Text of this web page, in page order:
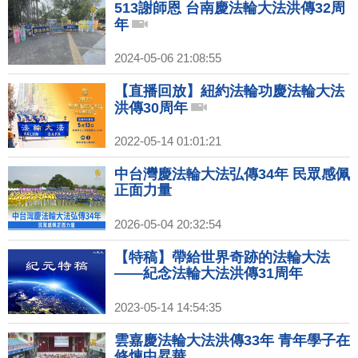
513謝師恩 台南慶法輪大法洪傳32周
年
2024-05-06 21:08:55
【直播回放】紐約法輪功慶法輪大法
洪傳30周年
2022-05-14 01:01:21
中台灣慶法輪大法弘傳34年 民眾感佩
正面力量
2026-05-04 20:32:54
【特稿】帶給世界奇跡的法輪大法
——紀念法輪大法洪傳31周年
2023-05-14 14:54:35
雲嘉慶法輪大法洪傳33年 青年學子在